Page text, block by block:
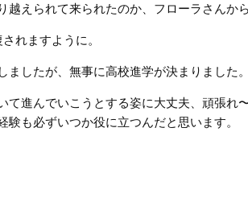
越えられて来られたのか、フローラさんか
れますように。
ましたが、無事に高校進学が決まりました。
て進んでいこうとする姿に大丈夫、頑張れ
験も必ずいつか役に立つんだと思います。